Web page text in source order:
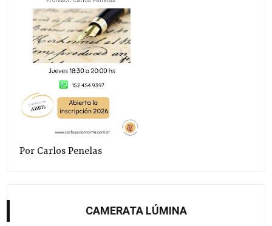
Por Carlos Penelas
CAMERATA LÚMINA